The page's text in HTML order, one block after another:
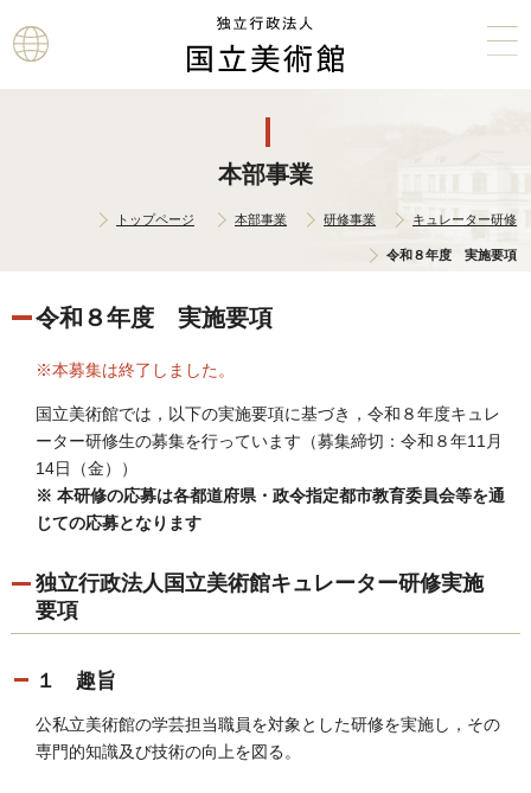
本文へ
本部事業
トップページ 本部事業 研修事業 キュレーター研修
令和８年度 実施要項
令和８年度 実施要項
※本募集は終了しました。
国立美術館では，以下の実施要項に基づき，令和８年度キュレ
ーター研修生の募集を行っています（募集締切：令和８年11月
14日（金））
※ 本研修の応募は各都道府県・政令指定都市教育委員会等を通
じての応募となります
独立行政法人国立美術館キュレーター研修実施
要項
１ 趣旨
公私立美術館の学芸担当職員を対象とした研修を実施し，その
専門的知識及び技術の向上を図る。